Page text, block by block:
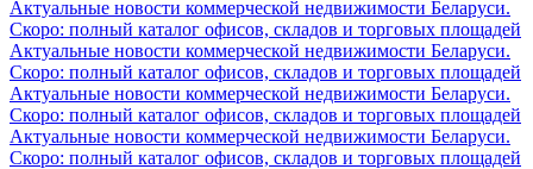
Актуальные новости коммерческой недвижимости Беларуси.
Скоро: полный каталог офисов, складов и торговых площадей
Актуальные новости коммерческой недвижимости Беларуси.
Скоро: полный каталог офисов, складов и торговых площадей
Актуальные новости коммерческой недвижимости Беларуси.
Скоро: полный каталог офисов, складов и торговых площадей
Актуальные новости коммерческой недвижимости Беларуси.
Скоро: полный каталог офисов, складов и торговых площадей